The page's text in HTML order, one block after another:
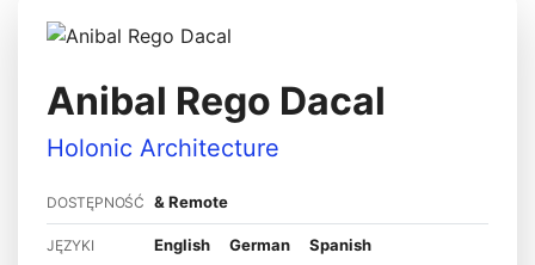
Anibal Rego Dacal
Holonic Architecture
DOSTĘPNOŚĆ & Remote
JĘZYKI English German Spanish